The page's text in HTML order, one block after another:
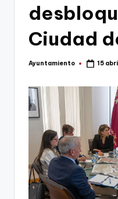
Ciudad
Publicado
Ayuntamiento 15